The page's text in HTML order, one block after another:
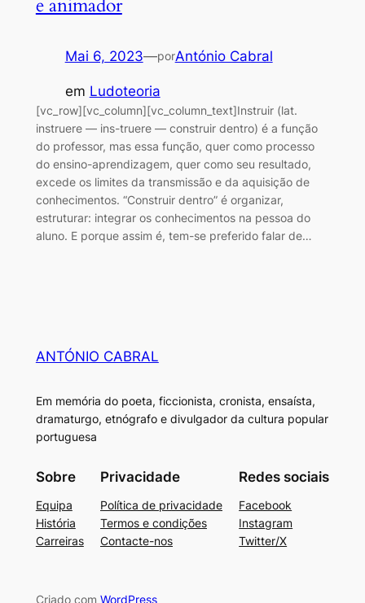
Mai 6, 2023—porAntónio Cabral
em Ludoteoria
[vc_row][vc_column][vc_column_text]Instruir (lat.
instruere — ins-truere — construir dentro) é a função
do professor, mas essa função, quer como processo
do ensino-aprendizagem, quer como seu resultado,
excede os limites da transmissão e da aquisição de
conhecimentos. “Construir dentro” é organizar,
estruturar: integrar os conhecimentos na pessoa do
aluno. E porque assim é, tem-se preferido falar de…
ANTÓNIO CABRAL
Em memória do poeta, ficcionista, cronista, ensaísta,
dramaturgo, etnógrafo e divulgador da cultura popular
portuguesa
Sobre
Equipa
História
Carreiras
Privacidade
Política de privacidade
Termos e condições
Contacte-nos
Redes sociais
Facebook
Instagram
Twitter/X
Criado com WordPress